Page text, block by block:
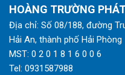
HOÀNG TRƯỜNG
Địa chỉ: Số 08/188, đường
Hải An, thành phố Hải Phòng
MST: 0 2 0 1 8 1 6 0 0 6
Tel: 0931587988